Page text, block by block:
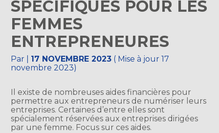
SPÉCIFIQUES POUR LES
FEMMES
ENTREPRENEURES
Par 17 NOVEMBRE 2023 ( Mise à jour 17
novembre 2023)
Il existe de nombreuses aides financières pour
permettre aux entrepreneurs de numériser leurs
entreprises. Certaines d’entre elles sont
spécialement réservées aux entreprises dirigées
par une femme. Focus sur ces aides.